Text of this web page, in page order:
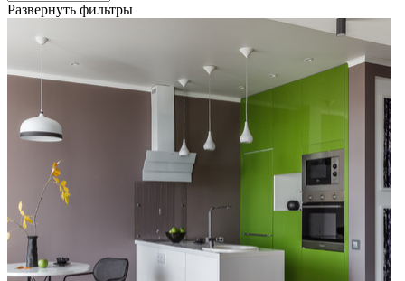
Развернуть фильтры